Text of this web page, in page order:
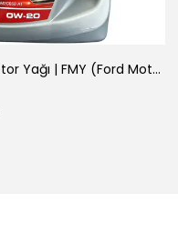
0W/20 6.2L Motor Yağı | FMY (Ford Motor Yağları)